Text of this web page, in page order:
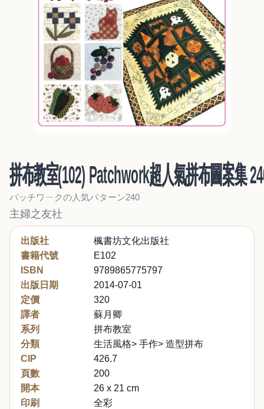
拼布教室(102) Patchwork超人氣拼布圖案集
パッチワㄧクの人気パターン240
主婦之友社
出版社
楓書坊文化出版社
書籍代號
E102
ISBN
9789865775797
出版日期
2014-07-01
定價
320
譯者
蘇月卿
系列
拼布教室
分類
生活風格> 手作> 造型拼布
CIP
426.7
頁數
200
開本
26 x 21 cm
印刷
全彩